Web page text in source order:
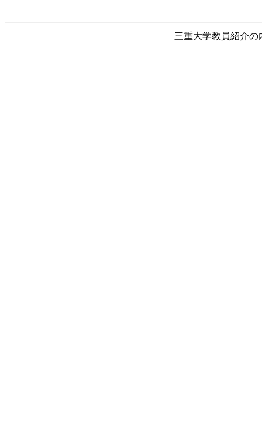
三重大学教員紹介